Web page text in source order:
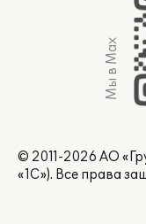
Мы в Max
© 2011-2026 АО
«1С»). Все права